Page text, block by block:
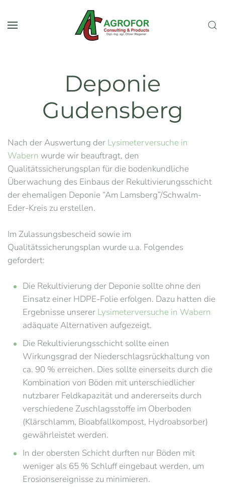
Skip to main content
Deponie
Gudensberg
Nach der Auswertung der Lysimeterversuche in
Wabern wurde wir beauftragt, den
Qualitätssicherungsplan für die bodenkundliche
Überwachung des Einbaus der Rekultivierungsschicht
der ehemaligen Deponie “Am Lamsberg”/Schwalm-
Eder-Kreis zu erstellen.
Im Zulassungsbescheid sowie im
Qualitätssicherungsplan wurde u.a. Folgendes
gefordert:
Die Rekultivierung der Deponie sollte ohne den
Einsatz einer HDPE-Folie erfolgen. Dazu hatten die
Ergebnisse unserer Lysimeterversuche in Wabern
adäquate Alternativen aufgezeigt.
Die Rekultivierungsschicht sollte einen
Wirkungsgrad der Niederschlagsrückhaltung von
ca. 90 % erreichen. Dies sollte einerseits durch die
Kombination von Böden mit unterschiedlicher
nutzbarer Feldkapazität und andererseits durch
verschiedene Zuschlagsstoffe im Oberboden
(Klärschlamm, Bioabfallkompost, Hydroabsorber)
gewährleistet werden.
In der obersten Schicht durften nur Böden mit
weniger als 65 % Schluff eingebaut werden, um
Erosionsereignisse zu minimieren.